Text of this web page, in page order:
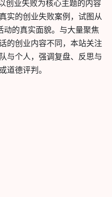
创业失败为核心主题的内容
实的创业失败案例，试图从
动的真实面貌。与大量聚焦
的创业内容不同，本站关注
与个人，强调复盘、反思与
道德评判。